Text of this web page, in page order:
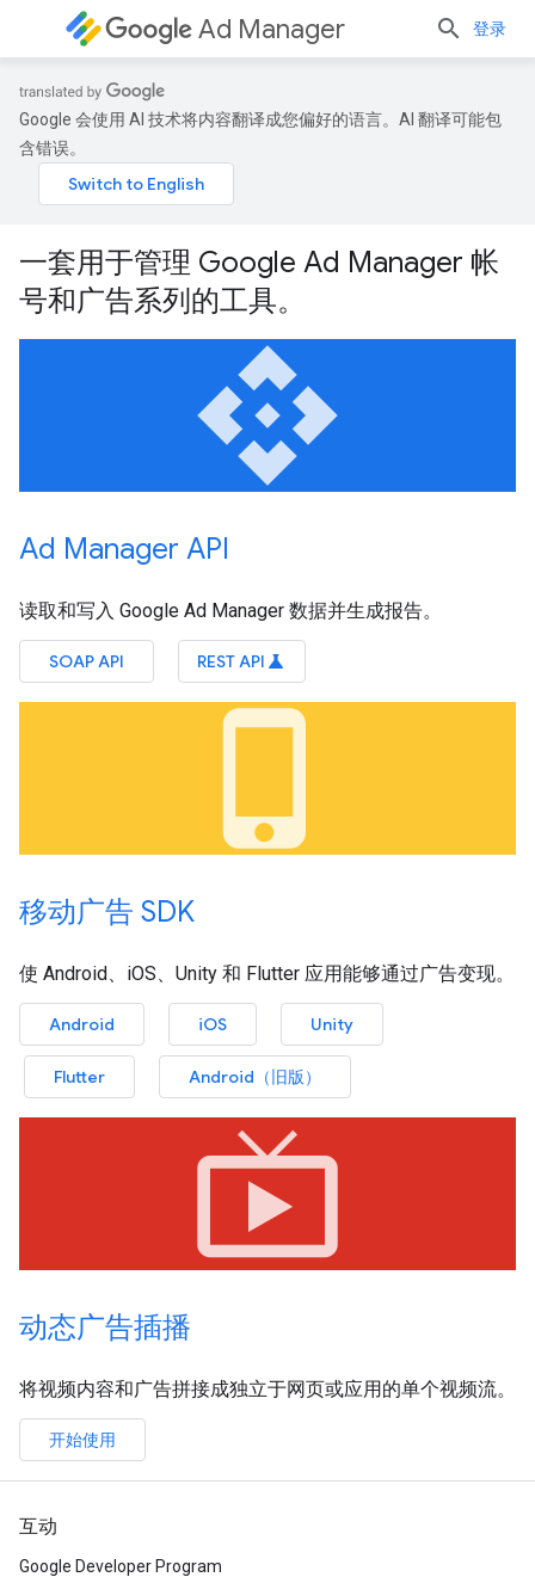
Ad Manager 登录
Google 会使用 AI 技术将内容翻译成您偏好的语言。AI 翻译可能包
含错误。
一套用于管理 Google Ad Manager 帐
号和广告系列的工具。
api
Ad Manager API
读取和写入 Google Ad Manager 数据并生成报告。
SOAP API REST API science
phone_iphone
移动广告 SDK
使 Android、iOS、Unity 和 Flutter 应用能够通过广告变现。
Android iOS Unity
Flutter Android（旧版）
live_tv
动态广告插播
将视频内容和广告拼接成独立于网页或应用的单个视频流。
开始使用
互动
Google Developer Program